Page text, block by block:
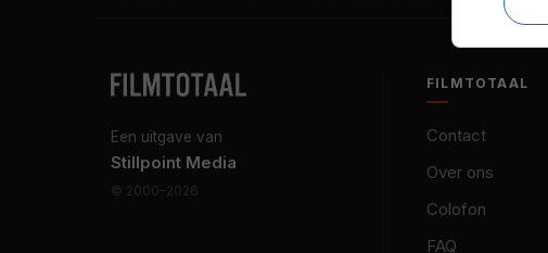
Een uitgave van
Stillpoint Media
© 2000–2026
FILMTOTAAL
Contact
Over ons
Colofon
FAQ